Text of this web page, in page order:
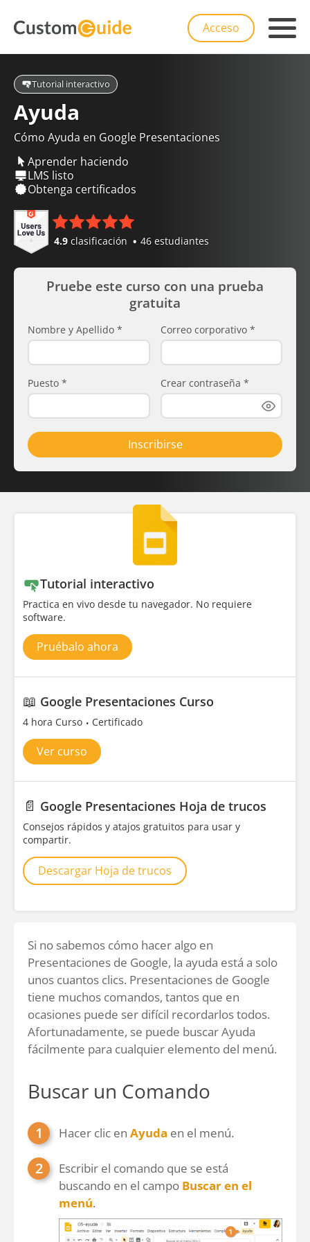
Acceso
Tutorial interactivo
Ayuda
Cómo Ayuda en Google Presentaciones
Aprender haciendo
LMS listo
Obtenga certificados
4.9 clasificación 46 estudiantes
Pruebe este curso con una prueba
gratuita
Nombre y Apellido * Correo corporativo *
Puesto * Crear contraseña *
Inscribirse
Tutorial interactivo
Practica en vivo desde tu navegador. No requiere
software.
Pruébalo ahora
📖 Google Presentaciones Curso
4 hora Curso Certificado
Ver curso
📄 Google Presentaciones Hoja de trucos
Consejos rápidos y atajos gratuitos para usar y
compartir.
Descargar Hoja de trucos
Si no sabemos cómo hacer algo en
Presentaciones de Google, la ayuda está a solo
unos cuantos clics. Presentaciones de Google
tiene muchos comandos, tantos que en
ocasiones puede ser difícil recordarlos todos.
Afortunadamente, se puede buscar Ayuda
fácilmente para cualquier elemento del menú.
Buscar un Comando
Hacer clic en Ayuda en el menú.
Escribir el comando que se está
buscando en el campo Buscar en el
menú.